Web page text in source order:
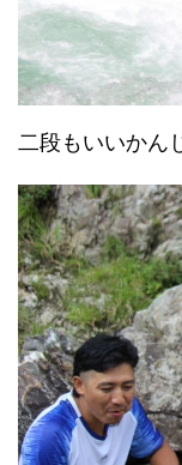
二段もいいかん